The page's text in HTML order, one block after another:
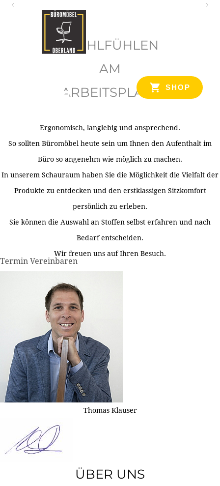
SHOP
WOHLFÜHLEN
AM
ARBEITSPLATZ
Ergonomisch, langlebig und ansprechend.
So sollten Büromöbel heute sein um Ihnen den Aufenthalt im
Büro so angenehm wie möglich zu machen.
In unserem Schauraum haben Sie die Möglichkeit die Vielfalt der
Produkte zu entdecken und den erstklassigen Sitzkomfort
persönlich zu erleben.
Sie können die Auswahl an Stoffen selbst erfahren und nach
Bedarf entscheiden.
Wir freuen uns auf Ihren Besuch.
Termin Vereinbaren
Thomas Klauser
ÜBER UNS